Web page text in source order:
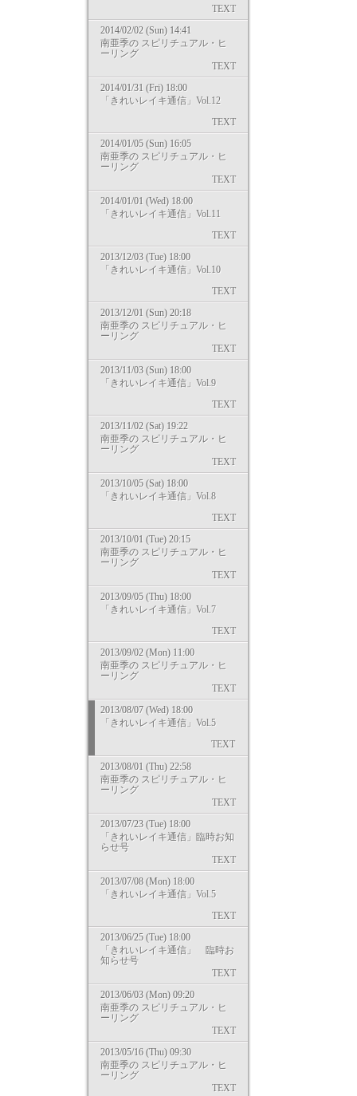
TEXT
2014/02/02 (Sun) 14:41
南亜季の スピリチュアル・ヒ
ーリング
TEXT
2014/01/31 (Fri) 18:00
「きれいレイキ通信」Vol.12
TEXT
2014/01/05 (Sun) 16:05
南亜季の スピリチュアル・ヒ
ーリング
TEXT
2014/01/01 (Wed) 18:00
「きれいレイキ通信」Vol.11
TEXT
2013/12/03 (Tue) 18:00
「きれいレイキ通信」Vol.10
TEXT
2013/12/01 (Sun) 20:18
南亜季の スピリチュアル・ヒ
ーリング
TEXT
2013/11/03 (Sun) 18:00
「きれいレイキ通信」Vol.9
TEXT
2013/11/02 (Sat) 19:22
南亜季の スピリチュアル・ヒ
ーリング
TEXT
2013/10/05 (Sat) 18:00
「きれいレイキ通信」Vol.8
TEXT
2013/10/01 (Tue) 20:15
南亜季の スピリチュアル・ヒ
ーリング
TEXT
2013/09/05 (Thu) 18:00
「きれいレイキ通信」Vol.7
TEXT
2013/09/02 (Mon) 11:00
南亜季の スピリチュアル・ヒ
ーリング
TEXT
2013/08/07 (Wed) 18:00
「きれいレイキ通信」Vol.5
TEXT
2013/08/01 (Thu) 22:58
南亜季の スピリチュアル・ヒ
ーリング
TEXT
2013/07/23 (Tue) 18:00
「きれいレイキ通信」臨時お知
らせ号
TEXT
2013/07/08 (Mon) 18:00
「きれいレイキ通信」Vol.5
TEXT
2013/06/25 (Tue) 18:00
「きれいレイキ通信」 臨時お
知らせ号
TEXT
2013/06/03 (Mon) 09:20
南亜季の スピリチュアル・ヒ
ーリング
TEXT
2013/05/16 (Thu) 09:30
南亜季の スピリチュアル・ヒ
ーリング
TEXT